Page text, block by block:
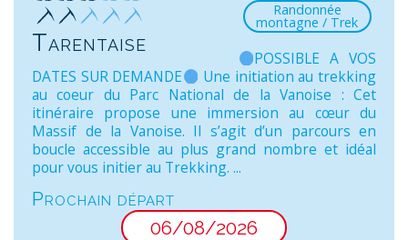
Tarentaise
Randonnée
montagne / Trek
POSSIBLE A VOS
DATES SUR DEMANDE
Une initiation au trekking
au coeur du Parc National de la Vanoise : Cet
itinéraire propose une immersion au cœur du
Massif de la Vanoise. Il s’agit d’un parcours en
boucle accessible au plus grand nombre et idéal
pour vous initier au Trekking. ...
Prochain départ
06/08/2026